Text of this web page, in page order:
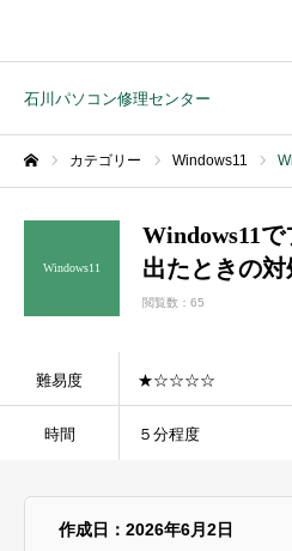
石川パソコン修理センター
カテゴリー Windows11
Windows11
Windows11
出たときの
閲覧数：65
難易度 ★☆☆☆☆
時間 ５分程度
作成日：2026年6月2日